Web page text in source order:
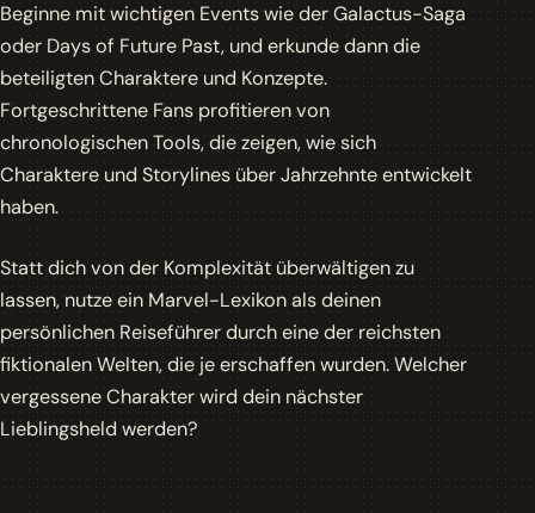
Beginne mit wichtigen Events wie der Galactus-Saga
oder Days of Future Past, und erkunde dann die
beteiligten Charaktere und Konzepte.
Fortgeschrittene Fans profitieren von
chronologischen Tools, die zeigen, wie sich
Charaktere und Storylines über Jahrzehnte entwickelt
haben.
Statt dich von der Komplexität überwältigen zu
lassen, nutze ein Marvel-Lexikon als deinen
persönlichen Reiseführer durch eine der reichsten
fiktionalen Welten, die je erschaffen wurden. Welcher
vergessene Charakter wird dein nächster
Lieblingsheld werden?